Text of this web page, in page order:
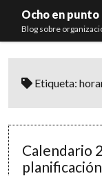
Ocho en punto
Blog sobre
Libros
Etiqueta:
Calendario